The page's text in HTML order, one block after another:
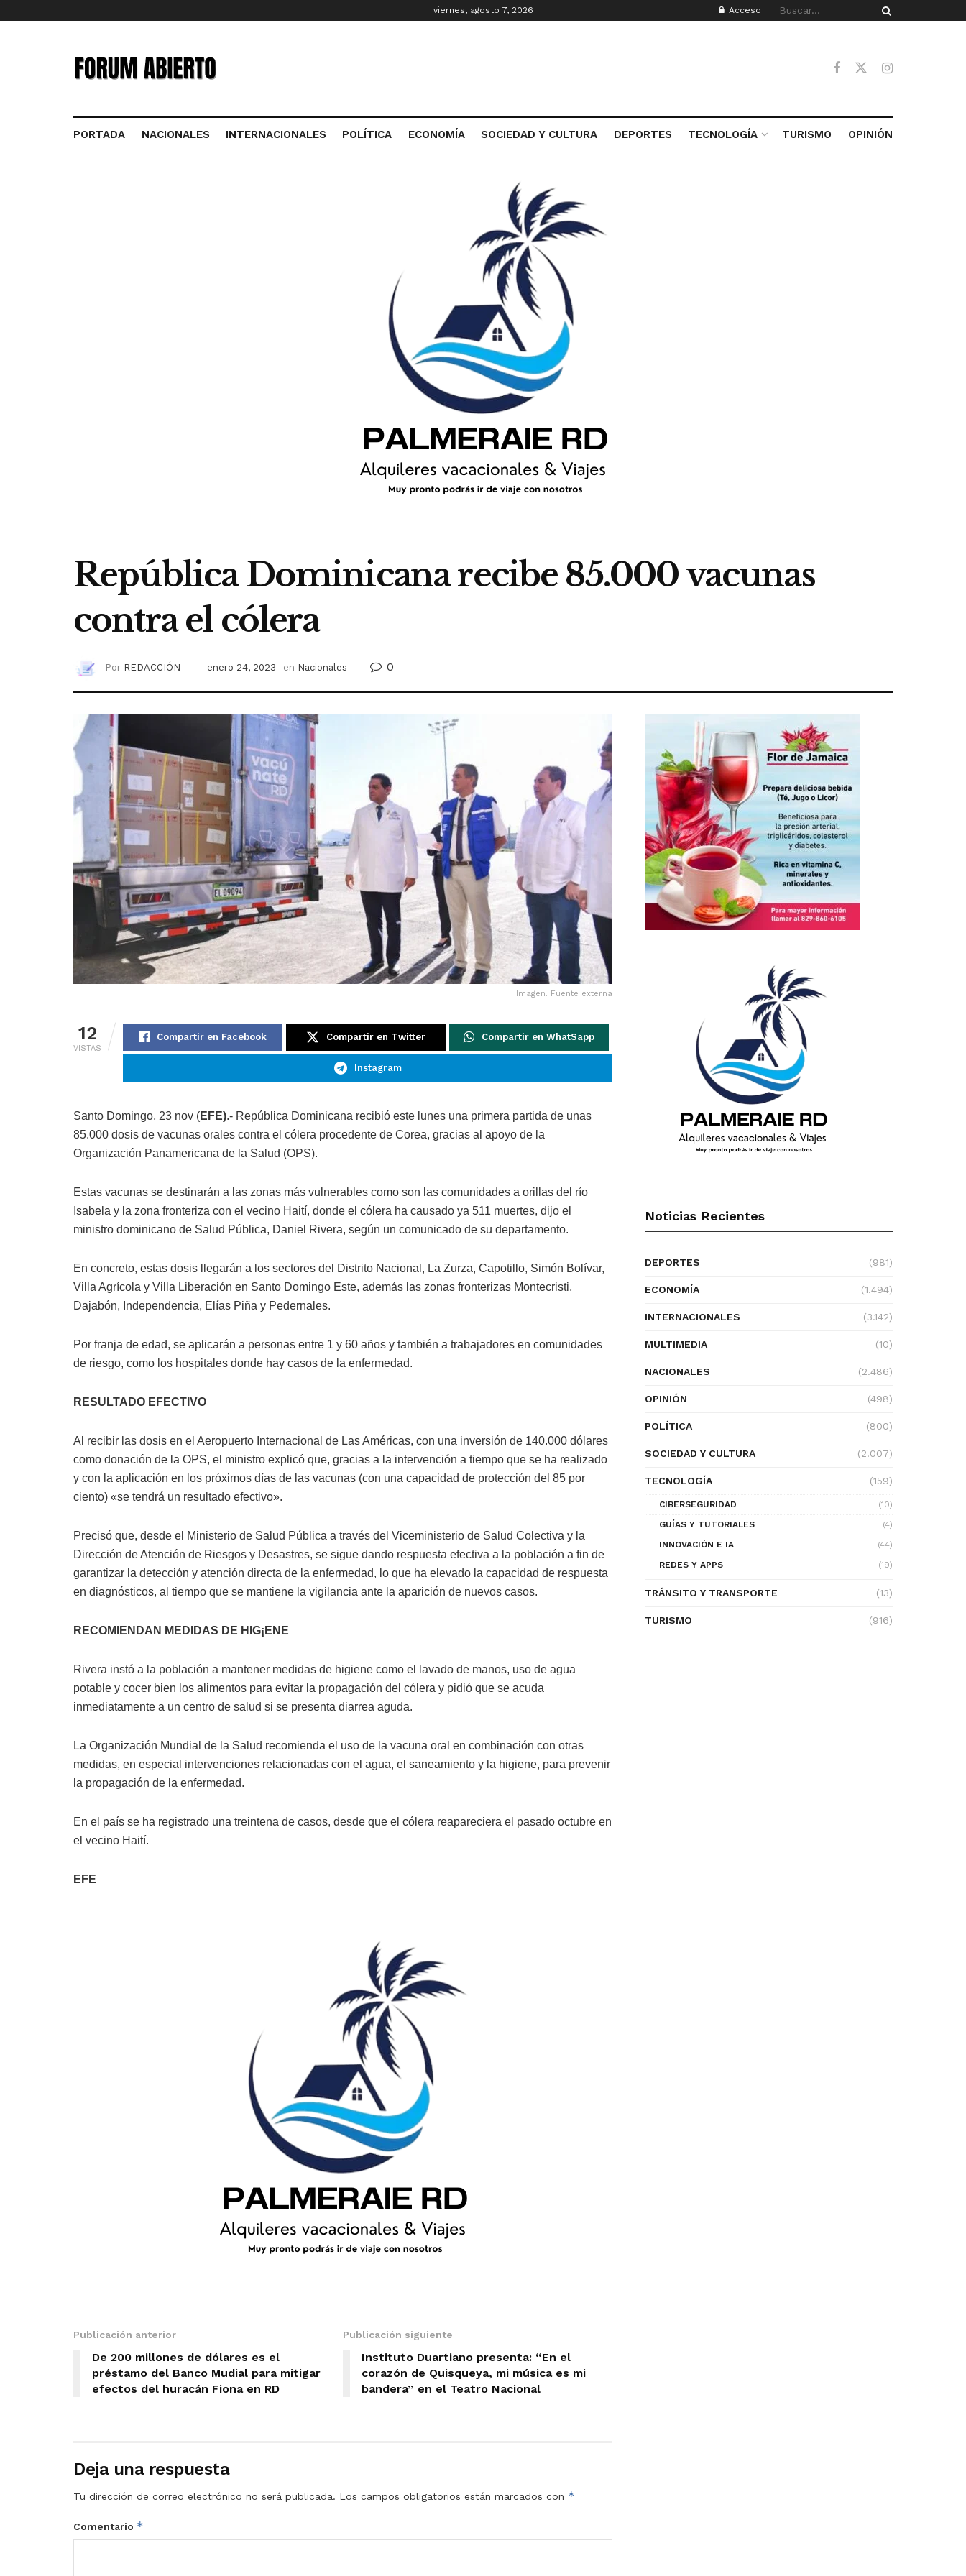
viernes, agosto 7, 2026 Acceso
PORTADA NACIONALES INTERNACIONALES POLÍTICA ECONOMÍA SOCIEDAD Y CULTURA DEPORTES TECNOLOGÍA TURISMO OPINIÓN
República Dominicana recibe 85.000 vacunas
contra el cólera
Por REDACCIÓN enero 24, 2023 en Nacionales 0
Imagen. Fuente externa
12
VISTAS
Compartir en Facebook Compartir en Twitter Compartir en WhatSapp
Instagram
Santo Domingo, 23 nov (EFE).- República Dominicana recibió este lunes una primera partida de unas
85.000 dosis de vacunas orales contra el cólera procedente de Corea, gracias al apoyo de la
Organización Panamericana de la Salud (OPS).
Estas vacunas se destinarán a las zonas más vulnerables como son las comunidades a orillas del río
Isabela y la zona fronteriza con el vecino Haití, donde el cólera ha causado ya 511 muertes, dijo el
ministro dominicano de Salud Pública, Daniel Rivera, según un comunicado de su departamento.
En concreto, estas dosis llegarán a los sectores del Distrito Nacional, La Zurza, Capotillo, Simón Bolívar,
Villa Agrícola y Villa Liberación en Santo Domingo Este, además las zonas fronterizas Montecristi,
Dajabón, Independencia, Elías Piña y Pedernales.
Por franja de edad, se aplicarán a personas entre 1 y 60 años y también a trabajadores en comunidades
de riesgo, como los hospitales donde hay casos de la enfermedad.
RESULTADO EFECTIVO
Al recibir las dosis en el Aeropuerto Internacional de Las Américas, con una inversión de 140.000 dólares
como donación de la OPS, el ministro explicó que, gracias a la intervención a tiempo que se ha realizado
y con la aplicación en los próximos días de las vacunas (con una capacidad de protección del 85 por
ciento) «se tendrá un resultado efectivo».
Precisó que, desde el Ministerio de Salud Pública a través del Viceministerio de Salud Colectiva y la
Dirección de Atención de Riesgos y Desastres, se sigue dando respuesta efectiva a la población a fin de
garantizar la detección y atención directa de la enfermedad, lo que ha elevado la capacidad de respuesta
en diagnósticos, al tiempo que se mantiene la vigilancia ante la aparición de nuevos casos.
RECOMIENDAN MEDIDAS DE HIG¡ENE
Rivera instó a la población a mantener medidas de higiene como el lavado de manos, uso de agua
potable y cocer bien los alimentos para evitar la propagación del cólera y pidió que se acuda
inmediatamente a un centro de salud si se presenta diarrea aguda.
La Organización Mundial de la Salud recomienda el uso de la vacuna oral en combinación con otras
medidas, en especial intervenciones relacionadas con el agua, el saneamiento y la higiene, para prevenir
la propagación de la enfermedad.
En el país se ha registrado una treintena de casos, desde que el cólera reapareciera el pasado octubre en
el vecino Haití.
EFE
Publicación anterior
De 200 millones de dólares es el
préstamo del Banco Mudial para mitigar
efectos del huracán Fiona en RD
Publicación siguiente
Instituto Duartiano presenta: “En el
corazón de Quisqueya, mi música es mi
bandera” en el Teatro Nacional
Deja una respuesta
Tu dirección de correo electrónico no será publicada. Los campos obligatorios están marcados con *
Comentario *
Noticias Recientes
DEPORTES (981)
ECONOMÍA (1.494)
INTERNACIONALES (3.142)
MULTIMEDIA (10)
NACIONALES (2.486)
OPINIÓN (498)
POLÍTICA (800)
SOCIEDAD Y CULTURA (2.007)
TECNOLOGÍA (159)
CIBERSEGURIDAD
(10)
GUÍAS Y TUTORIALES
(4)
INNOVACIÓN E IA
(44)
REDES Y APPS
(19)
TRÁNSITO Y TRANSPORTE (13)
TURISMO (916)